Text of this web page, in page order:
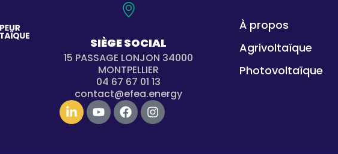
SIÈGE SOCIAL
15 PASSAGE LONJON 34000
MONTPELLIER
04 67 67 01 13
contact@efea.energy
À propos
Agrivoltaïque
Photovoltaïque